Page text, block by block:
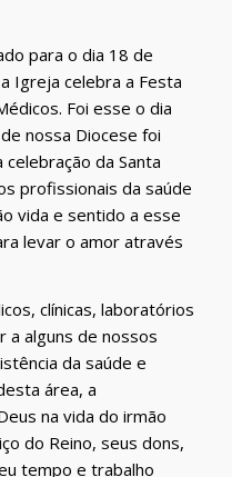
para o dia 18 de
Igreja celebra a Festa
Foi esse o dia
nossa Diocese foi
da Santa
profissionais da saúde
vida e sentido a esse
levar o amor através
clínicas, laboratórios
a alguns de nossos
da saúde e
área, a
na vida do irmão
do Reino, seus dons,
tempo e trabalho